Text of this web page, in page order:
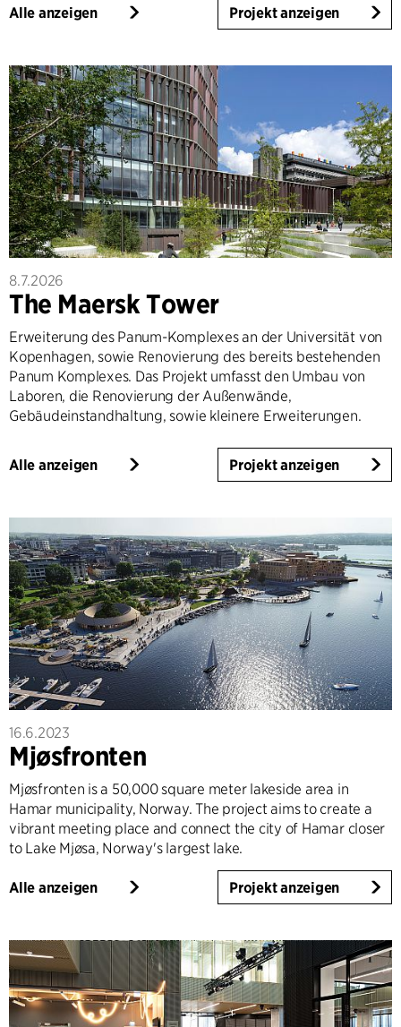
Alle anzeigen Projekt anzeigen
8.7.2026
The Maersk Tower
Erweiterung des Panum-Komplexes an der Universität von
Kopenhagen, sowie Renovierung des bereits bestehenden
Panum Komplexes. Das Projekt umfasst den Umbau von
Laboren, die Renovierung der Außenwände,
Gebäudeinstandhaltung, sowie kleinere Erweiterungen.
Alle anzeigen Projekt anzeigen
16.6.2023
Mjøsfronten
Mjøsfronten is a 50,000 square meter lakeside area in
Hamar municipality, Norway. The project aims to create a
vibrant meeting place and connect the city of Hamar closer
to Lake Mjøsa, Norway's largest lake.
Alle anzeigen Projekt anzeigen